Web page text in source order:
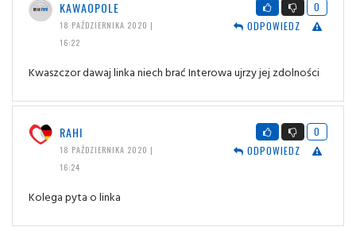
KAWAOPOLE
18 PAŹDZIERNIKA 2020 |
16:22
0
ODPOWIEDZ
Kwaszczor dawaj linka niech brać Interowa ujrzy jej zdolności
RAHI
18 PAŹDZIERNIKA 2020 |
16:24
0
ODPOWIEDZ
Kolega pyta o linka